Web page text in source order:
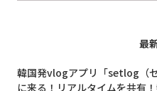
最
韓国発vlogアプリ「setlog（
に来る！リアルタイムを共有